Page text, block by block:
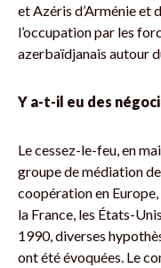
et Azéris d’Arménie et
l’occupation par les
azerbaïdjanais autour
Y a-t-il eu des
Le cessez-le-feu, en
groupe de médiation
coopération en
la France, les États-
1990, diverses
ont été évoquées. Le